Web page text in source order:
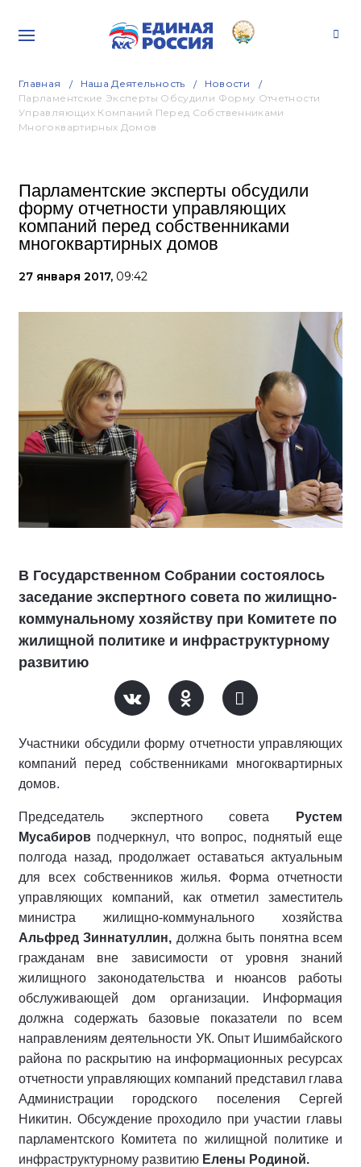
Главная Наша Деятельность
Новости
Парламентские Эксперты Обсудили Форму Отчетности
Управляющих Компаний Перед Собственниками
Многоквартирных Домов
Парламентские эксперты обсудили
форму отчетности управляющих
компаний перед собственниками
многоквартирных домов
27 января 2017, 09:42
В Государственном Собрании состоялось
заседание экспертного совета по жилищно-
коммунальному хозяйству при Комитете по
жилищной политике и инфраструктурному
развитию
Участники обсудили форму отчетности управляющих
компаний перед собственниками многоквартирных
домов.
Председатель экспертного совета
Рустем
Мусабиров подчеркнул, что вопрос, поднятый еще
полгода назад, продолжает оставаться актуальным
для всех собственников жилья. Форма отчетности
управляющих компаний, как отметил заместитель
министра жилищно-коммунального хозяйства
Альфред Зиннатуллин, должна быть понятна всем
гражданам вне зависимости от уровня знаний
жилищного законодательства и нюансов работы
обслуживающей дом организации. Информация
должна содержать базовые показатели по всем
направлениям деятельности УК. Опыт Ишимбайского
района по раскрытию на информационных ресурсах
отчетности управляющих компаний представил глава
Администрации городского поселения Сергей
Никитин. Обсуждение проходило при участии главы
парламентского Комитета по жилищной политике и
инфраструктурному развитию Елены Родиной.